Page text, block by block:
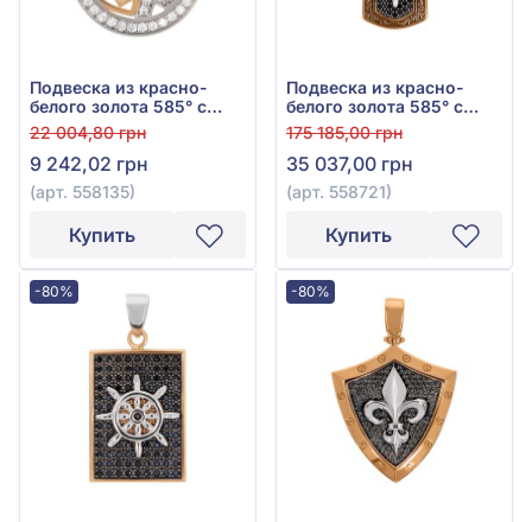
Подвеска из красно-
белого золота 585° с
фианитом, арт. 558135
22 004,80 грн
9 242,02 грн
(арт. 558135)
Купить
Подвеска из красно-
белого золота 585° с
чёрным фианитом/
куб.цирконием, арт.
558721
175 185,00 грн
35 037,00 грн
(арт. 558721)
Купить
-80% -80%